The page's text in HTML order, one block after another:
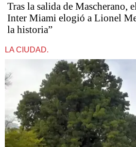
Tras la salida de Mascherano,
Inter Miami elogió a Lionel
la historia”
LA CIUDAD.